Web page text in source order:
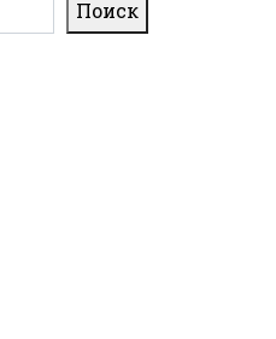
Поиск